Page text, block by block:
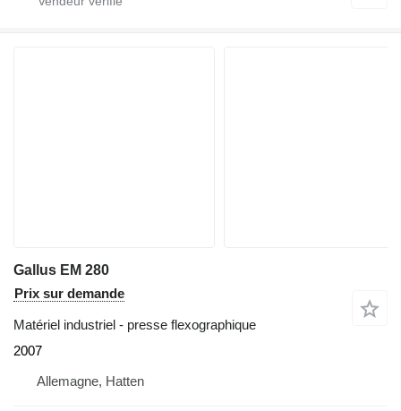
Gallus EM 280
Prix sur demande
Matériel industriel - presse flexographique
2007
Allemagne, Hatten